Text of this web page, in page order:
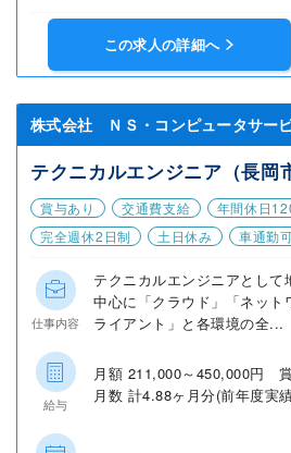
この求人の詳細へ
株式会社 ＮＳ・コンピュータサー
テクニカルエンジニア（長岡
賞与あり
交通費支給 年間休日
完全週休2日制
土日休み 車通勤
仕事内容
テクニカルエンジニアとして
中心に「クラウド」「ネット
ライアント」と各環境の全...
給与
月額 211,000～450,000
月数 計4.88ヶ月分(前年度実